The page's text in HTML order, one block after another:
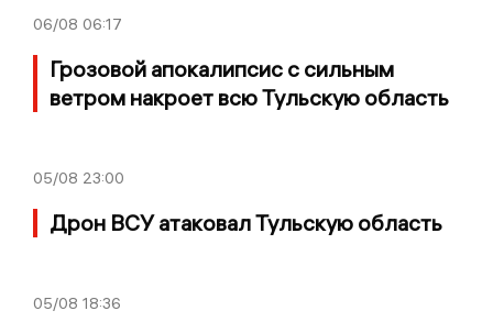
06/08 06:17
Грозовой апокалипсис с сильным
ветром накроет всю Тульскую область
05/08 23:00
Дрон ВСУ атаковал Тульскую область
05/08 18:36